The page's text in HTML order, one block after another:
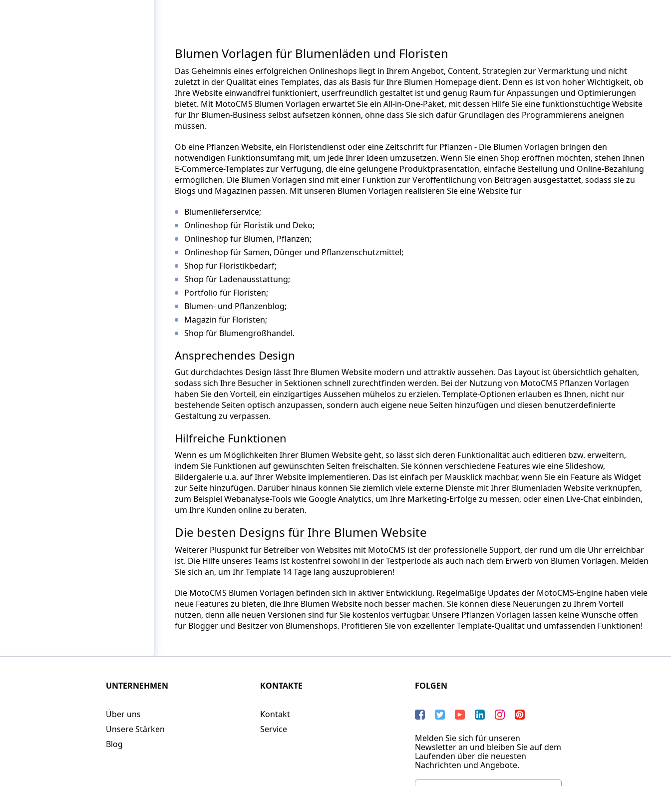
Blumen Vorlagen für Blumenläden und Floristen
Das Geheimnis eines erfolgreichen Onlineshops liegt in Ihrem Angebot, Content, Strategien zur Vermarktung und nicht
zuletzt in der Qualität eines Templates, das als Basis für Ihre Blumen Homepage dient. Denn es ist von hoher Wichtigkeit, ob
Ihre Website einwandfrei funktioniert, userfreundlich gestaltet ist und genug Raum für Anpassungen und Optimierungen
bietet. Mit MotoCMS Blumen Vorlagen erwartet Sie ein All-in-One-Paket, mit dessen Hilfe Sie eine funktionstüchtige Website
für Ihr Blumen-Business selbst aufsetzen können, ohne dass Sie sich dafür Grundlagen des Programmierens aneignen
müssen.
Ob eine Pflanzen Website, ein Floristendienst oder eine Zeitschrift für Pflanzen - Die Blumen Vorlagen bringen den
notwendigen Funktionsumfang mit, um jede Ihrer Ideen umzusetzen. Wenn Sie einen Shop eröffnen möchten, stehen Ihnen
E-Commerce-Templates zur Verfügung, die eine gelungene Produktpräsentation, einfache Bestellung und Online-Bezahlung
ermöglichen. Die Blumen Vorlagen sind mit einer Funktion zur Veröffentlichung von Beiträgen ausgestattet, sodass sie zu
Blogs und Magazinen passen. Mit unseren Blumen Vorlagen realisieren Sie eine Website für
Blumenlieferservice;
Onlineshop für Floristik und Deko;
Onlineshop für Blumen, Pflanzen;
Onlineshop für Samen, Dünger und Pflanzenschutzmittel;
Shop für Floristikbedarf;
Shop für Ladenausstattung;
Portfolio für Floristen;
Blumen- und Pflanzenblog;
Magazin für Floristen;
Shop für Blumengroßhandel.
Ansprechendes Design
Gut durchdachtes Design lässt Ihre Blumen Website modern und attraktiv aussehen. Das Layout ist übersichtlich gehalten,
sodass sich Ihre Besucher in Sektionen schnell zurechtfinden werden. Bei der Nutzung von MotoCMS Pflanzen Vorlagen
haben Sie den Vorteil, ein einzigartiges Aussehen mühelos zu erzielen. Template-Optionen erlauben es Ihnen, nicht nur
bestehende Seiten optisch anzupassen, sondern auch eigene neue Seiten hinzufügen und diesen benutzerdefinierte
Gestaltung zu verpassen.
Hilfreiche Funktionen
Wenn es um Möglichkeiten Ihrer Blumen Website geht, so lässt sich deren Funktionalität auch editieren bzw. erweitern,
indem Sie Funktionen auf gewünschten Seiten freischalten. Sie können verschiedene Features wie eine Slideshow,
Bildergalerie u.a. auf Ihrer Website implementieren. Das ist einfach per Mausklick machbar, wenn Sie ein Feature als Widget
zur Seite hinzufügen. Darüber hinaus können Sie ziemlich viele externe Dienste mit Ihrer Blumenladen Website verknüpfen,
zum Beispiel Webanalyse-Tools wie Google Analytics, um Ihre Marketing-Erfolge zu messen, oder einen Live-Chat einbinden,
um Ihre Kunden online zu beraten.
Die besten Designs für Ihre Blumen Website
Weiterer Pluspunkt für Betreiber von Websites mit MotoCMS ist der professionelle Support, der rund um die Uhr erreichbar
ist. Die Hilfe unseres Teams ist kostenfrei sowohl in der Testperiode als auch nach dem Erwerb von Blumen Vorlagen. Melden
Sie sich an, um Ihr Template 14 Tage lang auszuprobieren!
Die MotoCMS Blumen Vorlagen befinden sich in aktiver Entwicklung. Regelmäßige Updates der MotoCMS-Engine haben viele
neue Features zu bieten, die Ihre Blumen Website noch besser machen. Sie können diese Neuerungen zu Ihrem Vorteil
nutzen, denn alle neuen Versionen sind für Sie kostenlos verfügbar. Unsere Pflanzen Vorlagen lassen keine Wünsche offen
für Blogger und Besitzer von Blumenshops. Profitieren Sie von exzellenter Template-Qualität und umfassenden Funktionen!
UNTERNEHMEN
Über uns
Unsere Stärken
Blog
KONTAKTE
Kontakt
Service
FOLGEN
Melden Sie sich für unseren
Newsletter an und bleiben Sie auf dem
Laufenden über die neuesten
Nachrichten und Angebote.